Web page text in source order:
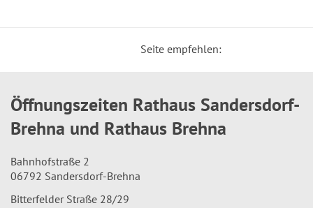
Seite empfehlen:
Öffnungszeiten Rathaus Sandersdorf-
Brehna und Rathaus Brehna
Bahnhofstraße 2
06792 Sandersdorf-Brehna
Bitterfelder Straße 28/29